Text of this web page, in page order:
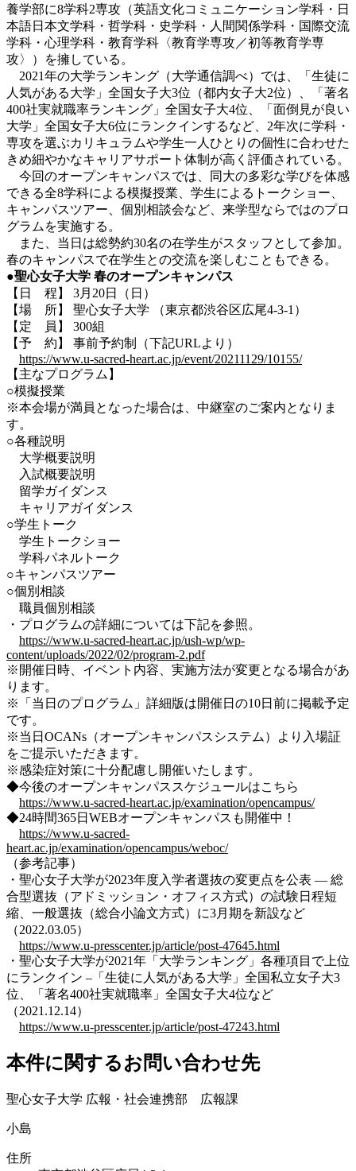
養学部に8学科2専攻（英語文化コミュニケーション学科・日
本語日本文学科・哲学科・史学科・人間関係学科・国際交流
学科・心理学科・教育学科〈教育学専攻／初等教育学専
攻〉）を擁している。
2021年の大学ランキング（大学通信調べ）では、「生徒に
人気がある大学」全国女子大3位（都内女子大2位）、「著名
400社実就職率ランキング」全国女子大4位、「面倒見が良い
大学」全国女子大6位にランクインするなど、2年次に学科・
専攻を選ぶカリキュラムや学生一人ひとりの個性に合わせた
きめ細やかなキャリアサポート体制が高く評価されている。
今回のオープンキャンパスでは、同大の多彩な学びを体感
できる全8学科による模擬授業、学生によるトークショー、
キャンパスツアー、個別相談会など、来学型ならではのプロ
グラムを実施する。
また、当日は総勢約30名の在学生がスタッフとして参加。
春のキャンパスで在学生との交流を楽しむこともできる。
●聖心女子大学 春のオープンキャンパス
【日 程】 3月20日（日）
【場 所】 聖心女子大学 （東京都渋谷区広尾4-3-1）
【定 員】 300組
【予 約】 事前予約制（下記URLより）
https://www.u-sacred-heart.ac.jp/event/20211129/10155/
【主なプログラム】
○模擬授業
※本会場が満員となった場合は、中継室のご案内となりま
す。
○各種説明
大学概要説明
入試概要説明
留学ガイダンス
キャリアガイダンス
○学生トーク
学生トークショー
学科パネルトーク
○キャンパスツアー
○個別相談
職員個別相談
・プログラムの詳細については下記を参照。
https://www.u-sacred-heart.ac.jp/ush-wp/wp-
content/uploads/2022/02/program-2.pdf
※開催日時、イベント内容、実施方法が変更となる場合があ
ります。
※「当日のプログラム」詳細版は開催日の10日前に掲載予定
です。
※当日OCANs（オープンキャンパスシステム）より入場証
をご提示いただきます。
※感染症対策に十分配慮し開催いたします。
◆今後のオープンキャンパススケジュールはこちら
https://www.u-sacred-heart.ac.jp/examination/opencampus/
◆24時間365日WEBオープンキャンパスも開催中！
https://www.u-sacred-
heart.ac.jp/examination/opencampus/weboc/
（参考記事）
・聖心女子大学が2023年度入学者選抜の変更点を公表 — 総
合型選抜（アドミッション・オフィス方式）の試験日程短
縮、一般選抜（総合小論文方式）に3月期を新設など
（2022.03.05）
https://www.u-presscenter.jp/article/post-47645.html
・聖心女子大学が2021年「大学ランキング」各種項目で上位
にランクイン –「生徒に人気がある大学」全国私立女子大3
位、「著名400社実就職率」全国女子大4位など
（2021.12.14）
https://www.u-presscenter.jp/article/post-47243.html
本件に関するお問い合わせ先
聖心女子大学 広報・社会連携部 広報課
小島
住所